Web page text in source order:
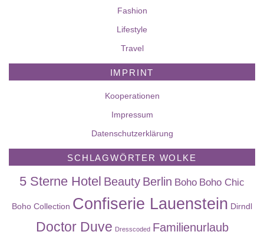
Fashion
Lifestyle
Travel
IMPRINT
Kooperationen
Impressum
Datenschutzerklärung
SCHLAGWÖRTER WOLKE
5 Sterne Hotel Beauty Berlin Boho Boho Chic
Boho Collection Confiserie Lauenstein Dirndl
Doctor Duve Dresscoded Familienurlaub